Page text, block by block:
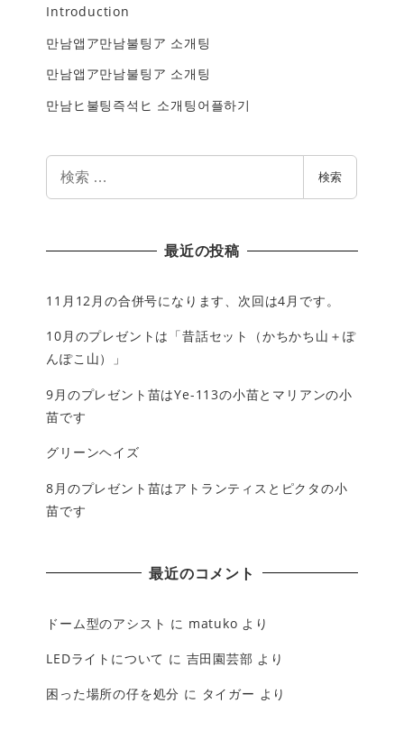
Introduction
만남앱ア만남불팅ア 소개팅
만남앱ア만남불팅ア 소개팅
만남ヒ불팅즉석ヒ 소개팅어플하기
検索
最近の投稿
11月12月の合併号になります、次回は4月です。
10月のプレゼントは「昔話セット（かちかち山＋ぽ
んぽこ山）」
9月のプレゼント苗はYe-113の小苗とマリアンの小
苗です
グリーンヘイズ
8月のプレゼント苗はアトランティスとピクタの小
苗です
最近のコメント
ドーム型のアシスト に matuko より
LEDライトについて に 吉田園芸部 より
困った場所の仔を処分 に タイガー より